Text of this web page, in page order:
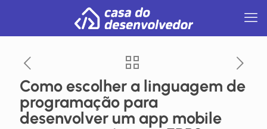
Como escolher a linguagem de
programação para
desenvolver um app mobile